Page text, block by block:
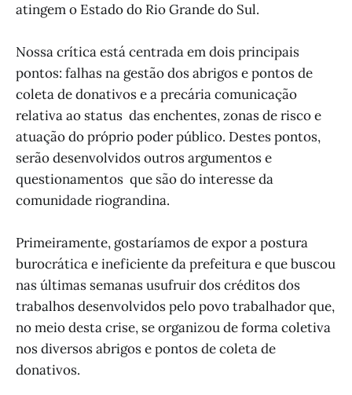
atingem o Estado do Rio Grande do Sul.
Nossa crítica está centrada em dois principais
pontos: falhas na gestão dos abrigos e pontos de
coleta de donativos e a precária comunicação
relativa ao status das enchentes, zonas de risco e
atuação do próprio poder público. Destes pontos,
serão desenvolvidos outros argumentos e
questionamentos que são do interesse da
comunidade riograndina.
Primeiramente, gostaríamos de expor a postura
burocrática e ineficiente da prefeitura e que buscou
nas últimas semanas usufruir dos créditos dos
trabalhos desenvolvidos pelo povo trabalhador que,
no meio desta crise, se organizou de forma coletiva
nos diversos abrigos e pontos de coleta de
donativos.